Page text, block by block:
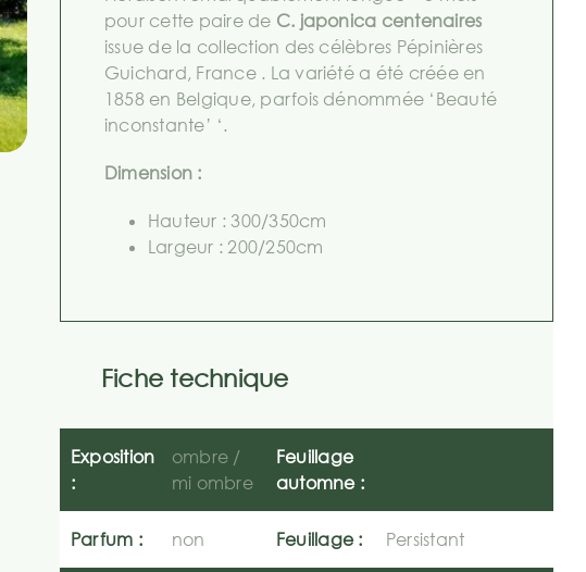
pour cette paire de C. japonica centenaires
issue de la collection des célèbres Pépinières
Guichard, France . La variété a été créée en
1858 en Belgique, parfois dénommée ‘Beauté
inconstante’ ‘.
Dimension :
Hauteur : 300/350cm
Largeur : 200/250cm
Fiche technique
Exposition
:
ombre /
mi ombre
Feuillage
automne :
Parfum : non Feuillage : Persistant